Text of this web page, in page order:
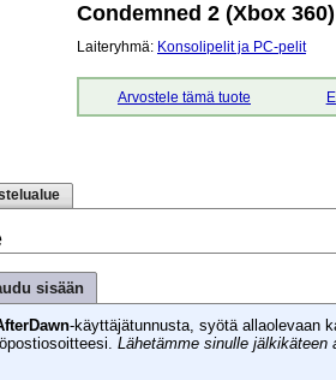
Condemned 2 (Xbox 360)
Laiteryhmä: Konsolipelit ja PC-pelit
Arvostele tämä tuote
sisään
-käyttäjätunnusta, syötä allaolevaan
Lähetämme sinulle jälkikäteen